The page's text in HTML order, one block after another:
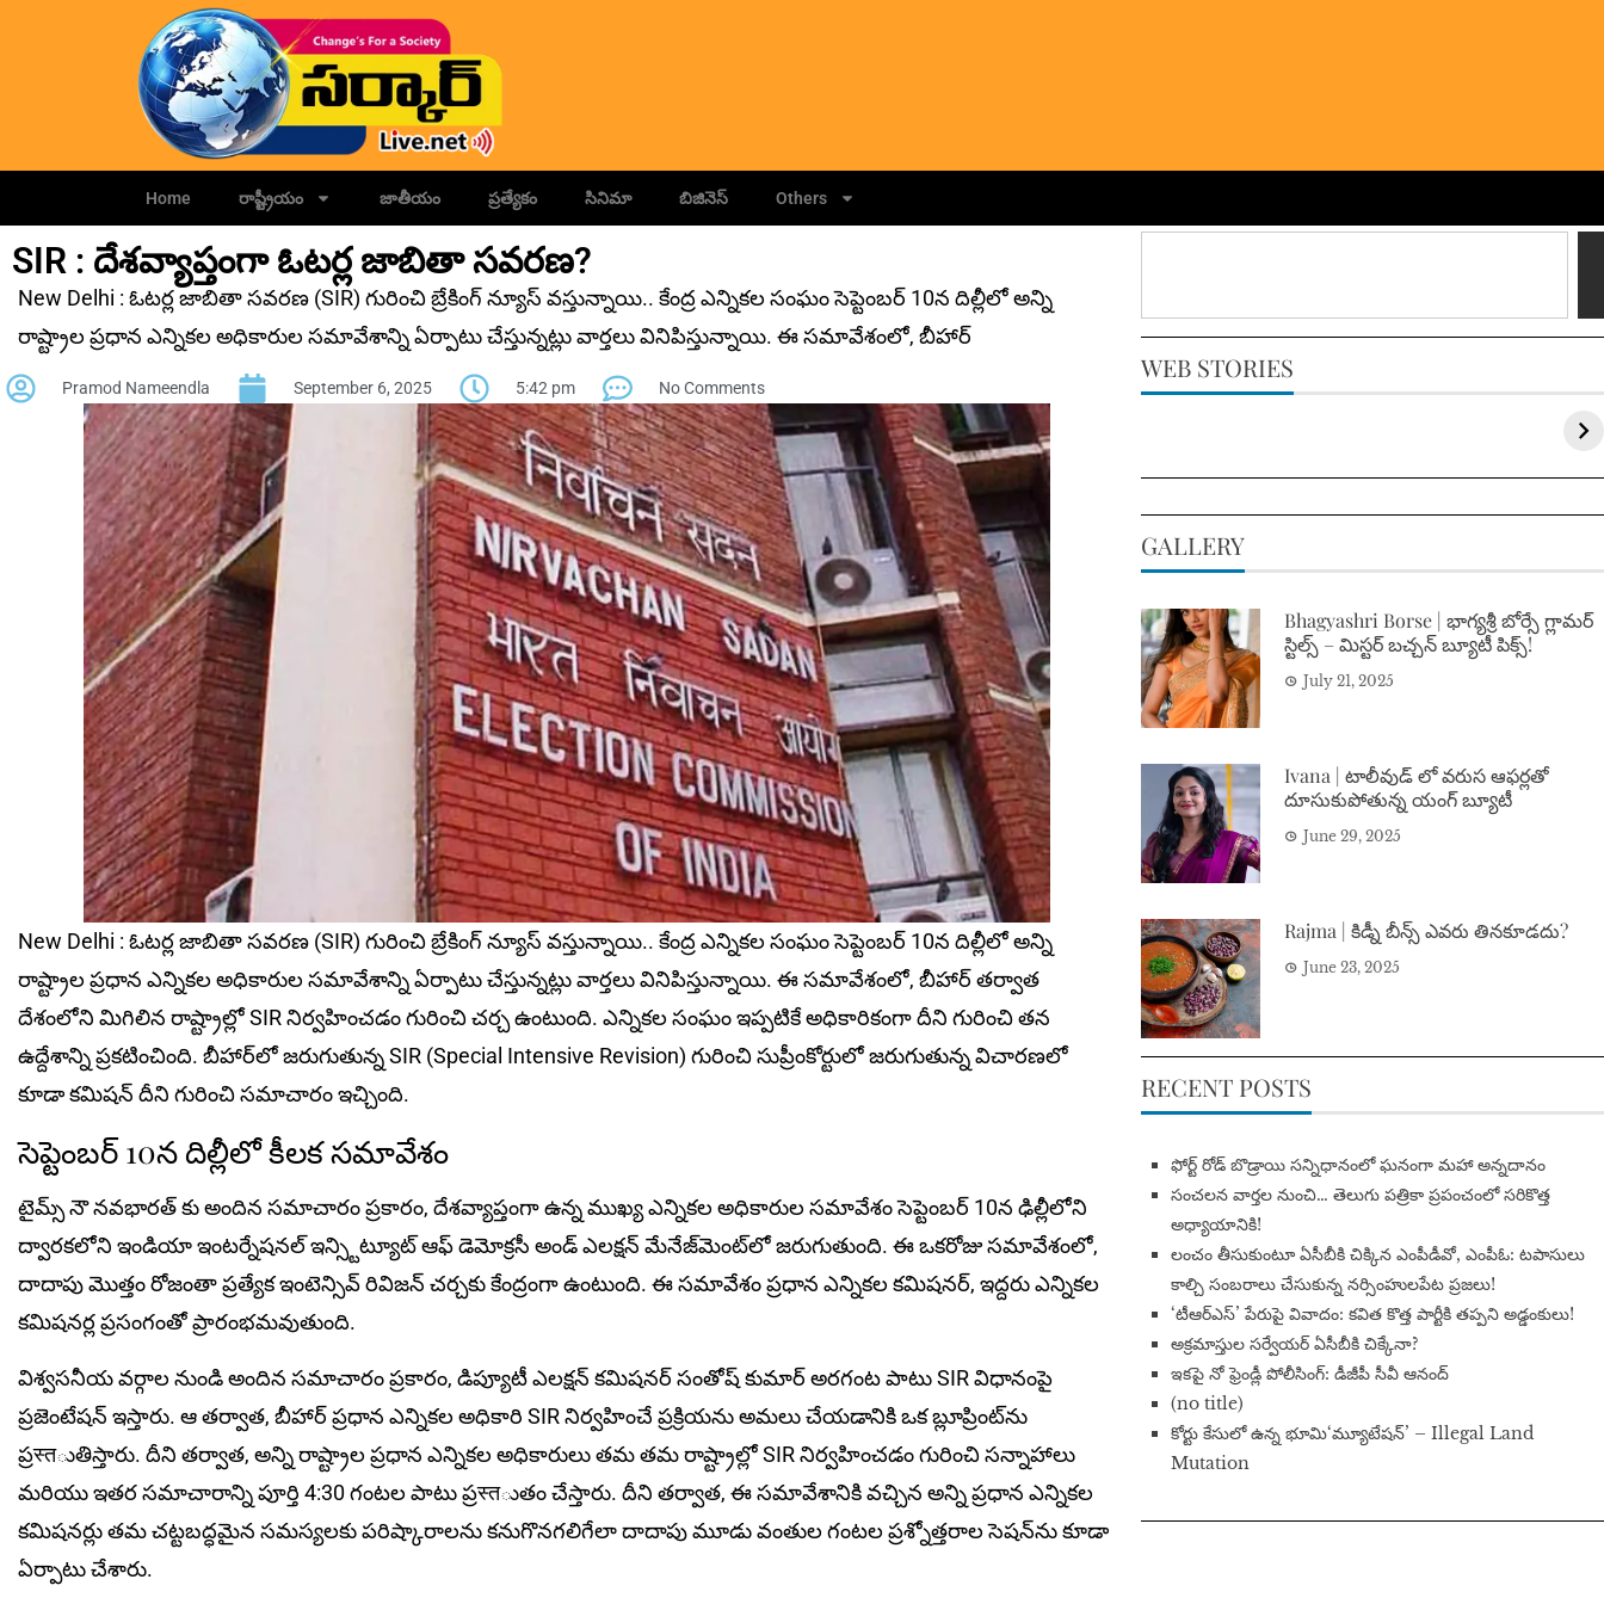
Home రాష్ట్రీయం జాతీయం ప్రత్యేకం సినిమా బిజినెస్ Others
SIR : దేశవ్యాప్తంగా ఓటర్ల జాబితా సవరణ?
New Delhi : ఓటర్ల జాబితా సవరణ (SIR) గురించి బ్రేకింగ్ న్యూస్ వ‌స్తున్నాయి.. కేంద్ర ఎన్నికల సంఘం సెప్టెంబర్ 10న దిల్లీలో అన్ని
రాష్ట్రాల ప్రధాన ఎన్నికల అధికారుల సమావేశాన్ని ఏర్పాటు చేస్తున్న‌ట్లు వార్త‌లు వినిపిస్తున్నాయి. ఈ సమావేశంలో, బీహార్
Pramod Nameendla September 6, 2025 5:42 pm No Comments
New Delhi : ఓటర్ల జాబితా సవరణ (SIR) గురించి బ్రేకింగ్ న్యూస్ వ‌స్తున్నాయి.. కేంద్ర ఎన్నికల సంఘం సెప్టెంబర్ 10న దిల్లీలో అన్ని
రాష్ట్రాల ప్రధాన ఎన్నికల అధికారుల సమావేశాన్ని ఏర్పాటు చేస్తున్న‌ట్లు వార్త‌లు వినిపిస్తున్నాయి. ఈ సమావేశంలో, బీహార్ తర్వాత
దేశంలోని మిగిలిన రాష్ట్రాల్లో SIR నిర్వహించడం గురించి చర్చ ఉంటుంది. ఎన్నికల సంఘం ఇప్పటికే అధికారికంగా దీని గురించి తన
ఉద్దేశాన్ని ప్ర‌క‌టించింది. బీహార్‌లో జరుగుతున్న SIR (Special Intensive Revision) గురించి సుప్రీంకోర్టులో జరుగుతున్న విచారణలో
కూడా కమిషన్ దీని గురించి సమాచారం ఇచ్చింది.
సెప్టెంబర్ 10న దిల్లీలో కీల‌క‌ సమావేశం
టైమ్స్ నౌ నవభారత్ కు అందిన సమాచారం ప్రకారం, దేశవ్యాప్తంగా ఉన్న ముఖ్య ఎన్నికల అధికారుల సమావేశం సెప్టెంబర్ 10న ఢిల్లీలోని
ద్వారకలోని ఇండియా ఇంటర్నేషనల్ ఇన్స్టిట్యూట్ ఆఫ్ డెమోక్రసీ అండ్ ఎలక్షన్ మేనేజ్‌మెంట్‌లో జరుగుతుంది. ఈ ఒకరోజు సమావేశంలో,
దాదాపు మొత్తం రోజంతా ప్రత్యేక ఇంటెన్సివ్ రివిజన్ చర్చకు కేంద్రంగా ఉంటుంది. ఈ సమావేశం ప్రధాన ఎన్నికల కమిషనర్, ఇద్దరు ఎన్నికల
కమిషనర్ల ప్రసంగంతో ప్రారంభమవుతుంది.
విశ్వసనీయ వర్గాల నుండి అందిన సమాచారం ప్రకారం, డిప్యూటీ ఎలక్షన్ కమిషనర్ సంతోష్ కుమార్ అరగంట పాటు SIR విధానంపై
ప్రజెంటేషన్ ఇస్తారు. ఆ తర్వాత, బీహార్ ప్రధాన ఎన్నికల అధికారి SIR నిర్వహించే ప్రక్రియను అమలు చేయడానికి ఒక బ్లూప్రింట్‌ను
ప్రस्तుతిస్తారు. దీని తర్వాత, అన్ని రాష్ట్రాల ప్రధాన ఎన్నికల అధికారులు తమ తమ రాష్ట్రాల్లో SIR నిర్వహించడం గురించి సన్నాహాలు
మరియు ఇతర సమాచారాన్ని పూర్తి 4:30 గంటల పాటు ప్రस्तుతం చేస్తారు. దీని తర్వాత, ఈ సమావేశానికి వచ్చిన అన్ని ప్రధాన ఎన్నికల
కమిషనర్లు తమ చట్టబద్ధమైన సమస్యలకు పరిష్కారాలను కనుగొనగలిగేలా దాదాపు మూడు వంతుల గంటల ప్రశ్నోత్తరాల సెషన్‌ను కూడా
ఏర్పాటు చేశారు.
WEB STORIES
GALLERY
Bhagyashri Borse | భాగ్యశ్రీ బోర్సే గ్లామర్
స్టిల్స్ – మిస్టర్ బచ్చన్ బ్యూటీ పిక్స్!
July 21, 2025
Ivana | టాలీవుడ్ లో వరుస ఆఫర్లతో
దూసుకుపోతున్న యంగ్ బ్యూటీ
June 29, 2025
Rajma | కిడ్నీ బీన్స్ ఎవరు తినకూడదు?
June 23, 2025
RECENT POSTS
​ఫోర్ట్ రోడ్ బొడ్రాయి సన్నిధానంలో ఘనంగా మహా అన్నదానం
సంచలన వార్తల నుంచి… తెలుగు పత్రికా ప్రపంచంలో సరికొత్త
అధ్యాయానికి!
​లంచం తీసుకుంటూ ఏసీబీకి చిక్కిన ఎంపీడీవో, ఎంపీఓ: టపాసులు
కాల్చి సంబరాలు చేసుకున్న నర్సింహులపేట ప్రజలు!
‘టీఆర్ఎస్’ పేరుపై వివాదం: కవిత కొత్త పార్టీకి తప్పని అడ్డంకులు!
అక్రమాస్తుల సర్వేయర్ ఏసీబీకి చిక్కేనా?
ఇకపై నో ఫ్రెండ్లీ పోలీసింగ్: డీజీపీ సీవీ ఆనంద్
(no title)
​కోర్టు కేసులో ఉన్న భూమి‘మ్యూటేషన్’ – Illegal Land
Mutation